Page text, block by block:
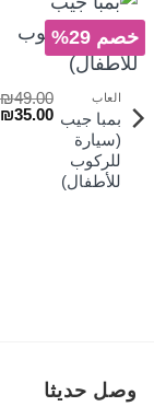
خصم 29%
العاب
بمبا جيب
(سيارة
للركوب
للأطفال)
₪49.00
السعر₪35.00
وصل حديثا